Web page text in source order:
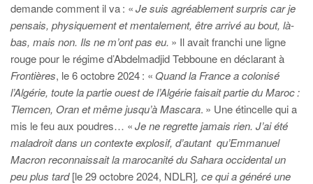
demande comment il va : «Je suis agréablement surpris car je
pensais, physiquement et mentalement, être arrivé au bout, là-
bas, mais non. Ils ne m’ont pas eu. » Il avait franchi une ligne
rouge pour le régime d’Abdelmadjid Tebboune en déclarant à
Frontières, le 6 octobre 2024 : « Quand la France a colonisé
l’Algérie, toute la partie ouest de l’Algérie faisait partie du Maroc :
Tlemcen, Oran et même jusqu’à Mascara. » Une étincelle qui a
mis le feu aux poudres… «Je ne regrette jamais rien. J’ai été
maladroit dans un contexte explosif, d’autant qu’Emmanuel
Macron reconnaissait la marocanité du Sahara occidental un
peu plus tard[le 29 octobre 2024, NDLR], ce qui a généré une